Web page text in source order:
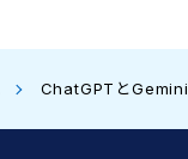
ChatGPTとGemini